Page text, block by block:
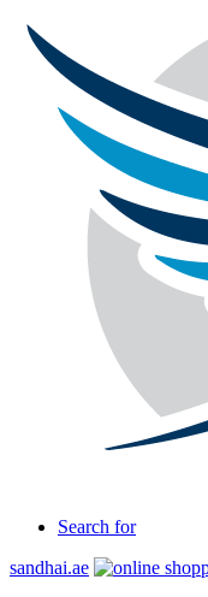
Search for
sandhai.ae